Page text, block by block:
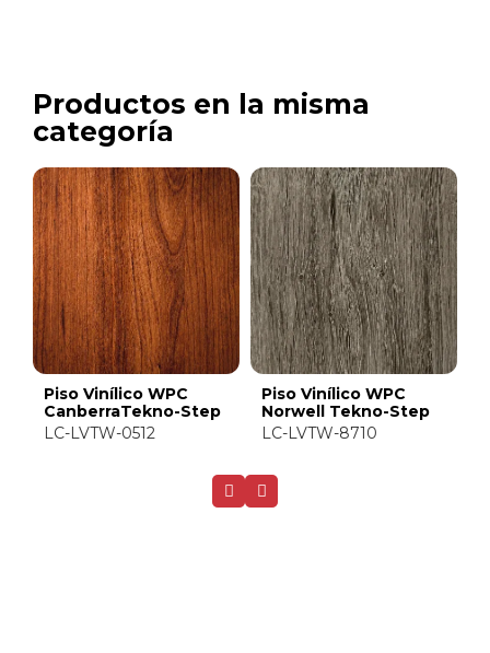
Productos en la misma
categoría
Piso Vinílico WPC
CanberraTekno-Step
LC-LVTW-0512
Piso Vinílico WPC
Norwell Tekno-Step
LC-LVTW-8710